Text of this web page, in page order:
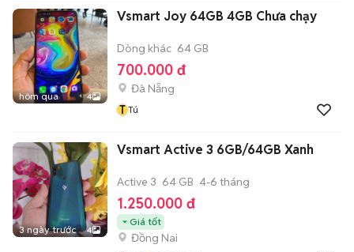
hôm qua 4
Vsmart Joy 64GB 4GB Chưa chạy
Dòng khác 64 GB
700.000 đ
Đà Nẵng
T Tú
3 ngày trước 4
Vsmart Active 3 6GB/64GB Xanh
Active 3 64 GB 4-6 tháng
1.250.000 đ
Giá tốt
Đồng Nai